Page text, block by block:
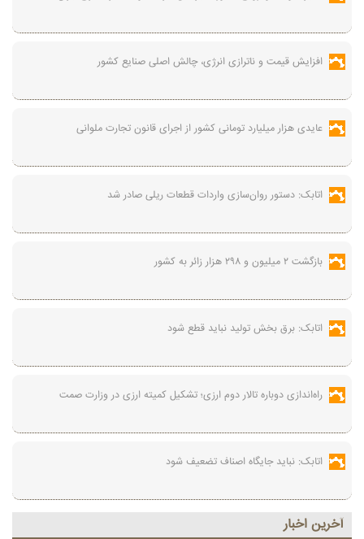
افزایش قیمت و ناترازی انرژی، چالش اصلی صنایع کشور
عایدی هزار میلیارد تومانی کشور از اجرای قانون تجارت ملوانی
اتابک: دستور روان‌سازی واردات قطعات ریلی صادر شد
بازگشت ۲ میلیون و ۲۹۸ هزار زائر به کشور
اتابک: برق بخش تولید نباید قطع شود
راه‌اندازی دوباره تالار دوم ارزی؛ تشکیل کمیته ارزی در وزارت صمت
اتابک: نباید جایگاه اصناف تضعیف شود
آخرين اخبار